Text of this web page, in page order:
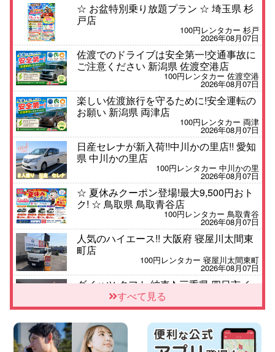
☆ お盆特別乗り放題プラン ☆ 埼玉県 杉
戸店
100円レンタカー 杉戸
2026年08月07日
佐渡でのドライブは安全第一!交通事故に
ご注意ください 新潟県 佐渡空港店
100円レンタカー 佐渡空港
2026年08月07日
楽しい佐渡旅行を守るために!安全運転の
お願い 新潟県 両津店
100円レンタカー 両津
2026年08月07日
日産セレナが新入荷!!中川かの里店!! 愛知
県 中川かの里店
100円レンタカー 中川かの里
2026年08月07日
☆ 夏休みクーポン登場!最大9,500円おト
ク! ☆ 鳥取県 鳥取青谷店
100円レンタカー 鳥取青谷
2026年08月07日
人気のハイエース!! 大阪府 寝屋川太間東
町店
100円レンタカー 寝屋川太間東町
2026年08月07日
ダイハツ タフト 納車♪ 三重県 四日市イ
ンター店
100円レンタカー 四日市インター
夏季休暇のお知らせ 東京都 墨田両国店
100円レンタカー 墨田両国
すべて見る